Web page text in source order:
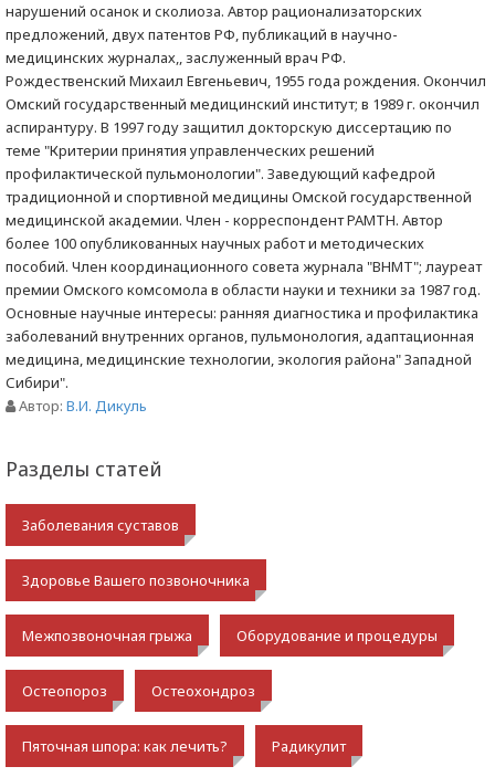
нарушений осанок и сколиоза. Автор рационализаторских
предложений, двух патентов РФ, публикаций в научно-
медицинских журналах,, заслуженный врач РФ.
Рождественский Михаил Евгеньевич, 1955 года рождения. Окончил
Омский государственный медицинский институт; в 1989 г. окончил
аспирантуру. В 1997 году защитил докторскую диссертацию по
теме "Критерии принятия управленческих решений
профилактической пульмонологии". Заведующий кафедрой
традиционной и спортивной медицины Омской государственной
медицинской академии. Член - корреспондент РАМТН. Автор
более 100 опубликованных научных работ и методических
пособий. Член координационного совета журнала "ВНМТ"; лауреат
премии Омского комсомола в области науки и техники за 1987 год.
Основные научные интересы: ранняя диагностика и профилактика
заболеваний внутренних органов, пульмонология, адаптационная
медицина, медицинские технологии, экология района" Западной
Сибири".
Автор: В.И. Дикуль
Разделы статей
Заболевания суставов
Здоровье Вашего позвоночника
Межпозвоночная грыжа Оборудование и процедуры
Остеопороз Остеохондроз
Пяточная шпора: как лечить? Радикулит